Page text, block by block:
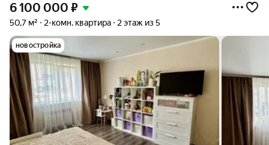
6 100 000 ₽
50,7 м² 2-комн. квартира 2 этаж из 5
новостройка